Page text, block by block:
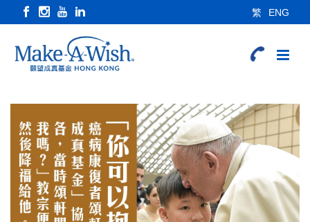
繁 ENG